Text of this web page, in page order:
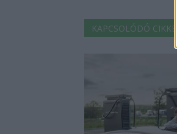
KAPCSOLÓDÓ CIKKEK